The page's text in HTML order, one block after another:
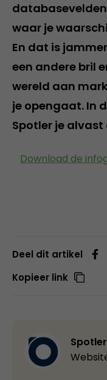
waar je
En dat is
een andere bril
wereld aan
je opengaat. In
Spotler je alvast
Download de
Deel dit artikel
Kopieer link
Spotler